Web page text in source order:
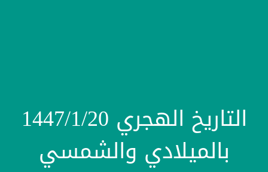
التاريخ الهجري 1447/1/20
بالميلادي والشمسي